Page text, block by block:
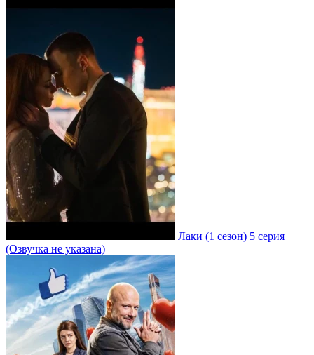
Лаки (1 сезон) 5 серия
(Озвучка не указана)